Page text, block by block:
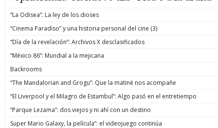
“La Odisea”: La ley de los dioses
“Cinema Paradiso” y una historia personal del cine (3)
“Día de la revelación”: Archivos X desclasificados
“México 86”: Mundial a la mejicana
Backrooms
“The Mandalorian and Grogu”: Que la matiné nos acompañe
“El Liverpool y el Milagro de Estambul”: Algo pasó en el entretiempo
“Parque Lezama”: dos viejos y ni ahí con un destino
Super Mario Galaxy, la película”: el videojuego continúa